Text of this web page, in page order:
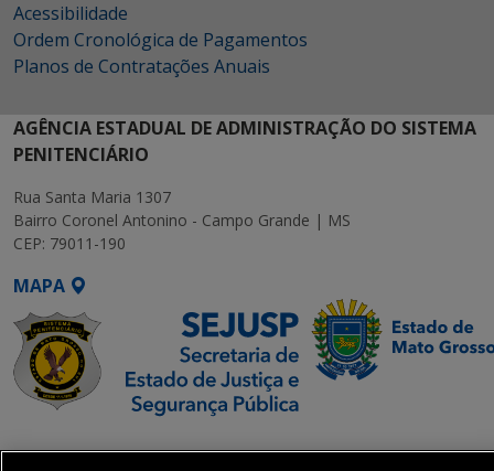
Acessibilidade
Ordem Cronológica de Pagamentos
Planos de Contratações Anuais
AGÊNCIA ESTADUAL DE ADMINISTRAÇÃO DO SISTEMA
PENITENCIÁRIO
Rua Santa Maria 1307
Bairro Coronel Antonino - Campo Grande | MS
CEP: 79011-190
MAPA